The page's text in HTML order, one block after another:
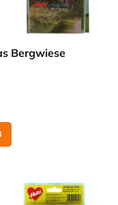
Bergwiese